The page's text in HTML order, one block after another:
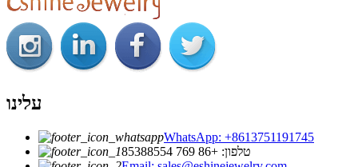
עלינו
WhatsApp: +8613751191745
טלפון: +86 769 85388554